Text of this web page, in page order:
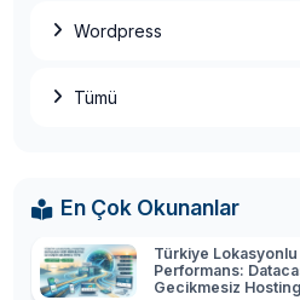
Wordpress
Tümü
En Çok Okunanlar
Türkiye
Performans:
Gecikmesiz Hosting